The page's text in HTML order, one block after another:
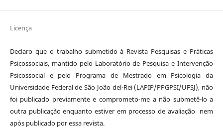
Licença
Declaro que o trabalho submetido à Revista Pesquisas e Práticas
Psicossociais, mantido pelo Laboratório de Pesquisa e Intervenção
Psicossocial e pelo Programa de Mestrado em Psicologia da
Universidade Federal de São João del-Rei (LAPIP/PPGPSI/UFSJ), não
foi publicado previamente e comprometo-me a não submetê-lo a
outra publicação enquanto estiver em processo de avaliação nem
após publicado por essa revista.